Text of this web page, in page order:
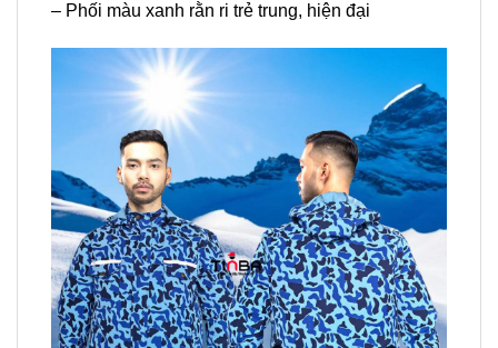
– Phối màu xanh rằn ri trẻ trung, hiện đại